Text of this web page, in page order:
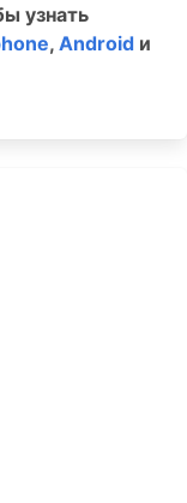
узнать
, Android и